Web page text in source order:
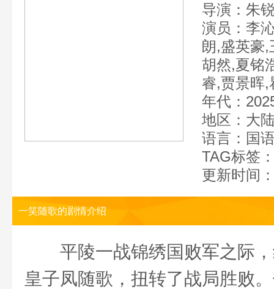
导演：朱
演员：李
朗,盛英豪,
胡然,夏铭
睿,贾景晖,
年代：
地区：大
语言：国
TAG标签
更新时间
一笑随歌的剧情介绍
平陵一战锦绣国败军之际，
皇子凤随歌，扭转了战局胜败